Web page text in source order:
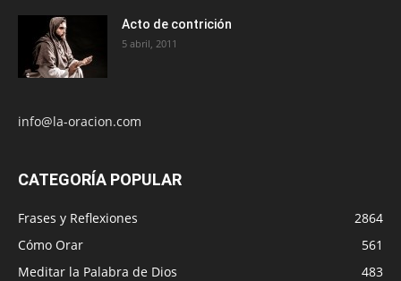
Acto de contrición
5 abril, 2011
info@la-oracion.com
CATEGORÍA POPULAR
Frases y Reflexiones
2864
Cómo Orar
561
Meditar la Palabra de Dios
483